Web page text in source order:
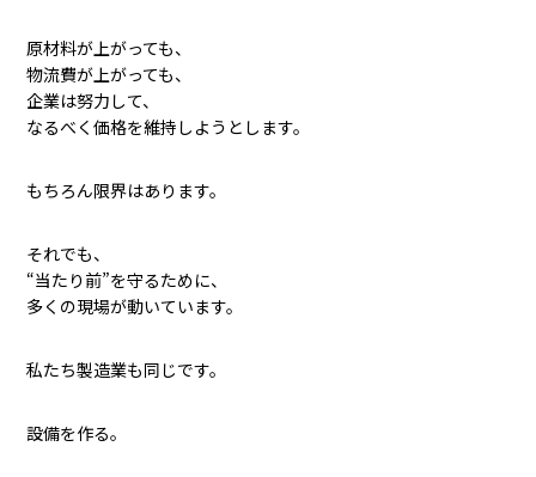
原材料が上がっても、
物流費が上がっても、
企業は努力して、
なるべく価格を維持しようとします。
もちろん限界はあります。
それでも、
“当たり前”を守るために、
多くの現場が動いています。
私たち製造業も同じです。
設備を作る。